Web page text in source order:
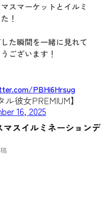
スマーケットとイルミ
！
た瞬間を一緒に見れて
ございます！
PBHi6Hrsug
彼女PREMIUM】
16, 2025
マスイルミネーションデ